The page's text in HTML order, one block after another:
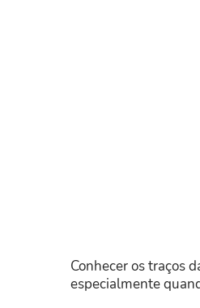
Conhecer os traços
especialmente